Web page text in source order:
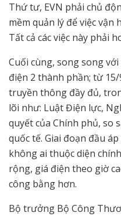
Thứ tư, EVN phải chủ
mềm quản lý để việc
Tất cả các việc này phải
Cuối cùng, song song
điện 2 thành phần; từ
truyền thông đầy đủ,
lõi như: Luật Điện lực,
quyết của Chính phủ, so
quốc tế. Giai đoạn đầu
không ai thuộc diện
rộng, giá điện theo giờ
công bằng hơn.
Bộ trưởng Bộ Công